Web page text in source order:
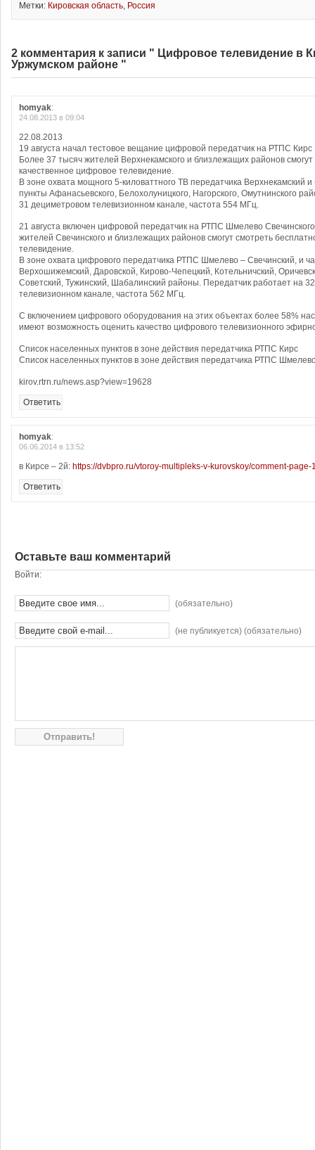
Метки: Кировская область, Россия
2 комментария к записи " Цифровое телевидение в
Уржумском районе "
homyak:
24.08.2013 в 09:04
22.08.2013
19 августа начал тестовое вещание цифровой передатчик на РТПС Кирс
Более 37 тысяч жителей Верхнекамского и близлежащих районов
качественное цифровое телевидение.
В зоне охвата мощного 5-киловаттного ТВ передатчика Верхнекамский
пункты Афанасьевского, Белохолуницкого, Нагорского, Омутнинского
31 дециметровом телевизионном канале, частота 554 МГц.
21 августа включен цифровой передатчик на РТПС Шмелево
жителей Свечинского и близлежащих районов смогут смотреть
телевидение.
В зоне охвата цифрового передатчика РТПС Шмелево – Свечинский, и
Верхошижемский, Даровской, Кирово-Чепецкий, Котельничский,
Советский, Тужинский, Шабалинский районы. Передатчик работает на
телевизионном канале, частота 562 МГц.
С включением цифрового оборудования на этих объектах более 58%
имеют возможность оценить качество цифрового телевизионного
Список населенных пунктов в зоне действия передатчика РТПС Кирс
Список населенных пунктов в зоне действия передатчика РТПС
kirov.rtrn.ru/news.asp?view=19628
Ответить
homyak:
06.06.2014 в 13:52
в Кирсе – 2й: https://dvbpro.ru/vtoroy-multipleks-v-kurovskoy/comment-
Ответить
Оставьте ваш комментарий
Войти:
(обязательно)
(не публикуется) (обязательно)